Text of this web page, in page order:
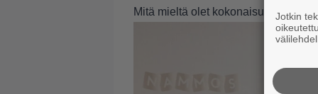
Mitä mieltä olet kokonaisuudesta?
Jotkin